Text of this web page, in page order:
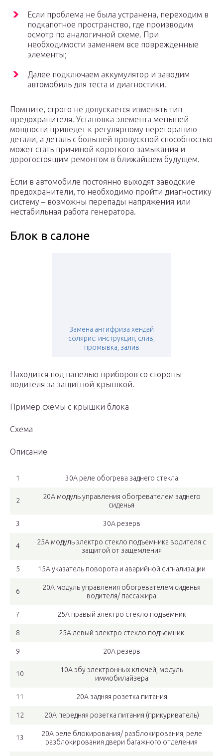
Если проблема не была устранена, переходим в
подкапотное пространство, где производим
осмотр по аналогичной схеме. При
необходимости заменяем все поврежденные
элементы;
Далее подключаем аккумулятор и заводим
автомобиль для теста и диагностики.
Помните, строго не допускается изменять тип
предохранителя. Установка элемента меньшей
мощности приведет к регулярному перегоранию
детали, а деталь с большей пропускной способностью
может стать причиной короткого замыкания и
дорогостоящим ремонтом в ближайшем будущем.
Если в автомобиле постоянно выходят заводские
предохранители, то необходимо пройти диагностику
систему – возможны перепады напряжения или
нестабильная работа генератора.
Блок в салоне
Замена антифриза хендай
солярис: инструкция, слив,
промывка, залив
Находится под панелью приборов со стороны
водителя за защитной крышкой.
Пример схемы с крышки блока
Схема
Описание
1 30А реле обогрева заднего стекла
2
20А модуль управления обогревателем заднего
сиденья
3 30А резерв
4
25А модуль электро стекло подъемника водителя с
защитой от защемления
5 15А указатель поворота и аварийной сигнализации
6
20А модуль управления обогревателем сиденья
водителя/ пассажира
7 25А правый электро стекло­ подъемник
8 25А левый электро стекло­ подъемник
9 20А резерв
10
10А эбу электронных ключей, модуль
иммобилайзера
11 20А задняя розетка питания
12 20А передняя розетка питания (прикуриватель)
13
20А реле блокирования/ разблокирования, реле
разблокирования двери багажного отделения